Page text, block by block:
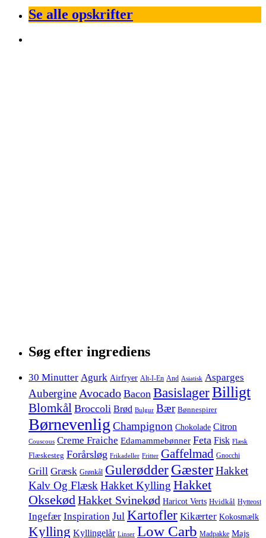
Se alle opskrifter
Søg efter ingrediens
30 Minutter Agurk Airfryer Alt-I-En And Asiatisk Asparges
Aubergine Avocado Bacon BasislagerBilligt
Blomkål Broccoli Brød Bulgur Bær Bønnespirer
Børnevenlig Champignon Chokolade Citron
Couscous Creme Fraiche Edamammebønner Feta Fisk Flæsk
Flæskesteg Forårsløg Frikadeller Fritter Gaffelmad Gnocchi
Grill Græsk Grønkål GulerødderGæsterHakket
Kalv Og FlæskHakket Kylling Hakket
OksekødHakket Svinekød Haricot Verts Hvidkål Hytteost
Ingefær Inspiration Jul Kartofler Kikærter Kokosmælk
Kylling Kyllingelår Linser Low Carb Madpakke Majs